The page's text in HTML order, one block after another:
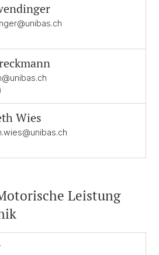
Wies
Leistung